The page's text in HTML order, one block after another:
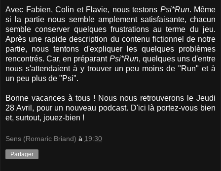
Avec Fabien, Colin et Flavie, nous testons Psi*Run. Même
si la partie nous semble amplement satisfaisante, chacun
semble conserver quelques frustrations au terme du jeu.
Après une rapide description du contenu fictionnel de notre
partie, nous tentons d'expliquer les quelques problèmes
rencontrés. Car, en préparant Psi*Run, quelques uns d'entre
nous s'attendaient à y trouver un peu moins de "Run" et à
un peu plus de "Psi".
Bonne vacances à tous ! Nous nous retrouverons le Jeudi
28 Avril, pour un nouveau podcast. D'ici là portez-vous bien
et, surtout, jouez-bien !
Sens (Romaric Briand) à 19:30
Partager